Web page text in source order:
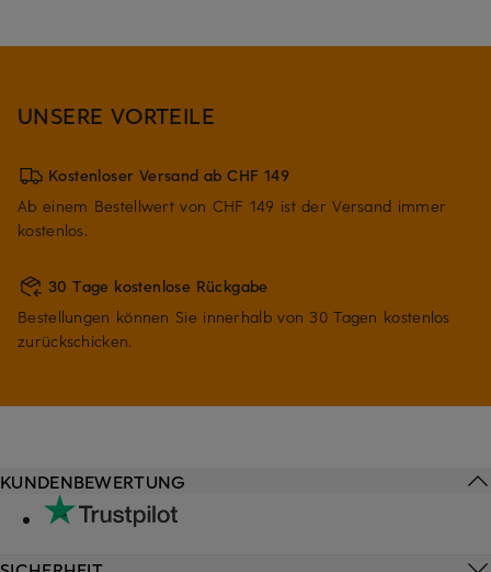
UNSERE VORTEILE
Kostenloser Versand ab CHF 149
Ab einem Bestellwert von CHF 149 ist der Versand immer
kostenlos.
30 Tage kostenlose Rückgabe
Bestellungen können Sie innerhalb von 30 Tagen kostenlos
zurückschicken.
KUNDENBEWERTUNG